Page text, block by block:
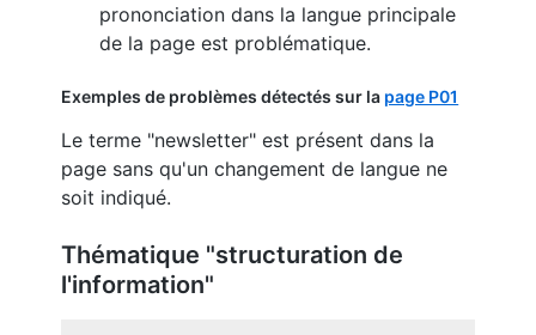
prononciation dans la langue principale
de la page est problématique.
Exemples de problèmes détectés sur la page P01
Le terme "newsletter" est présent dans la
page sans qu'un changement de langue ne
soit indiqué.
Thématique "structuration de
l'information"